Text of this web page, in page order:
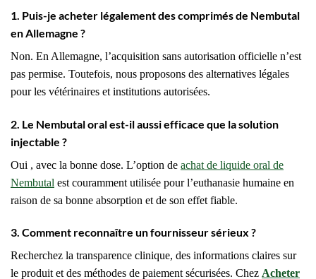
1. Puis-je acheter légalement des comprimés de Nembutal
en Allemagne ?
Non. En Allemagne, l’acquisition sans autorisation officielle n’est
pas permise. Toutefois, nous proposons des alternatives légales
pour les vétérinaires et institutions autorisées.
2. Le Nembutal oral est-il aussi efficace que la solution
injectable ?
Oui , avec la bonne dose. L’option de achat de liquide oral de
Nembutal est couramment utilisée pour l’euthanasie humaine en
raison de sa bonne absorption et de son effet fiable.
3. Comment reconnaître un fournisseur sérieux ?
Recherchez la transparence clinique, des informations claires sur
le produit et des méthodes de paiement sécurisées. Chez Acheter